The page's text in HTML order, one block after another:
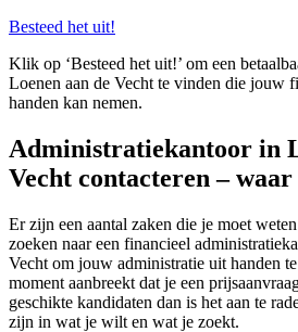
Besteed het uit!
Klik op ‘Besteed het uit!’ om een
Loenen aan de Vecht te vinden die jouw
handen kan nemen.
Administratiekantoor in
Vecht contacteren –
Er zijn een aantal zaken die je moet
zoeken naar een financieel
Vecht om jouw administratie uit handen
moment aanbreekt dat je een
geschikte kandidaten dan is het aan te
zijn in wat je wilt en wat je zoekt.